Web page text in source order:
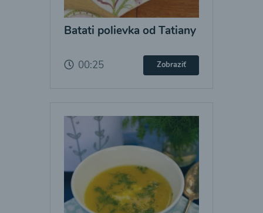
Batati polievka od Tatiany
00:25 Zobraziť